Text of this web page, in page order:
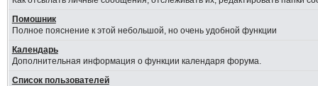
Помошник
Полное пояснение к этой небольшой, но очень удобной функции
Календарь
Дополнительная информация о функции календаря форума.
Список пользователей